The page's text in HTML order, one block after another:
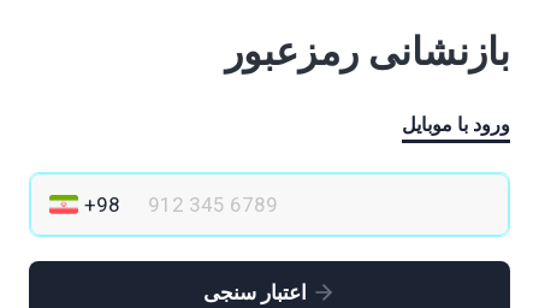
بازنشانی رمزعبور
ورود با موبایل
اعتبار سنجی